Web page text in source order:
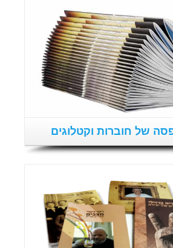
של חוברות וקטלוגים